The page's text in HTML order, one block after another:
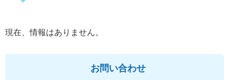
現在、情報はありません。
お問い合わせ